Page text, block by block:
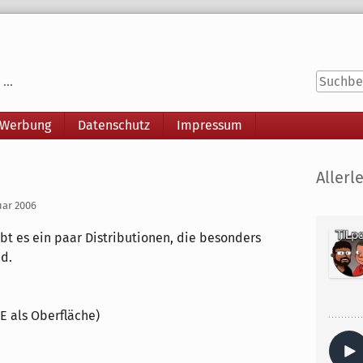
Datenschutz Impressum
2006
es ein paar Distributionen, die besonders
als Oberfläche)